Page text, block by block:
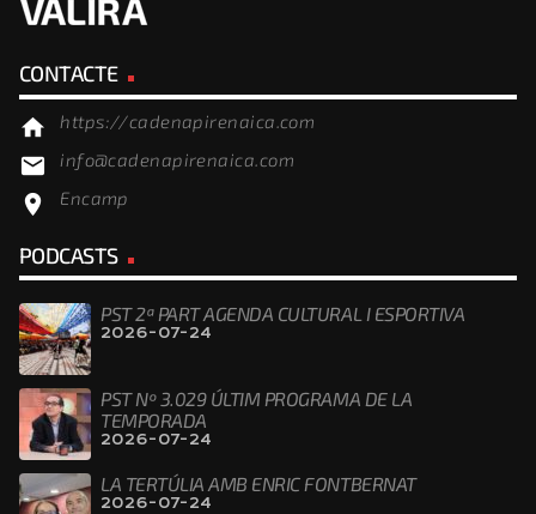
CONTACTE
home https://cadenapirenaica.com
email info@cadenapirenaica.com
location_on Encamp
PODCASTS
PST 2ª PART AGENDA CULTURAL I ESPORTIVA
2026-07-24
PST Nº 3.029 ÚLTIM PROGRAMA DE LA
TEMPORADA
2026-07-24
LA TERTÚLIA AMB ENRIC FONTBERNAT
2026-07-24